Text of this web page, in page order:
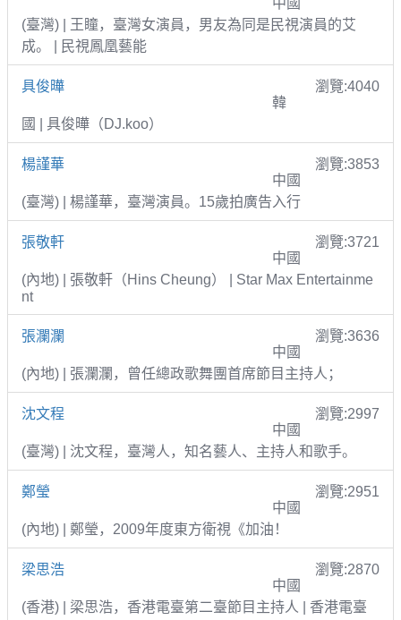
(臺灣) | 王瞳，臺灣女演員，男友為同是民視演員的艾
成。 | 民視鳳凰藝能
具俊曄
瀏覽:4040
韓
國 | 具俊曄（DJ.koo）
楊謹華
瀏覽:3853
中國
(臺灣) | 楊謹華，臺灣演員。15歲拍廣告入行
張敬軒
瀏覽:3721
中國
(內地) | 張敬軒（Hins Cheung） | Star Max Entertainme
nt
張瀾瀾
瀏覽:3636
中國
(內地) | 張瀾瀾，曾任總政歌舞團首席節目主持人；
沈文程
瀏覽:2997
中國
(臺灣) | 沈文程，臺灣人，知名藝人、主持人和歌手。
鄭瑩
瀏覽:2951
中國
(內地) | 鄭瑩，2009年度東方衛視《加油！
梁思浩
瀏覽:2870
中國
(香港) | 梁思浩，香港電臺第二臺節目主持人 | 香港電臺